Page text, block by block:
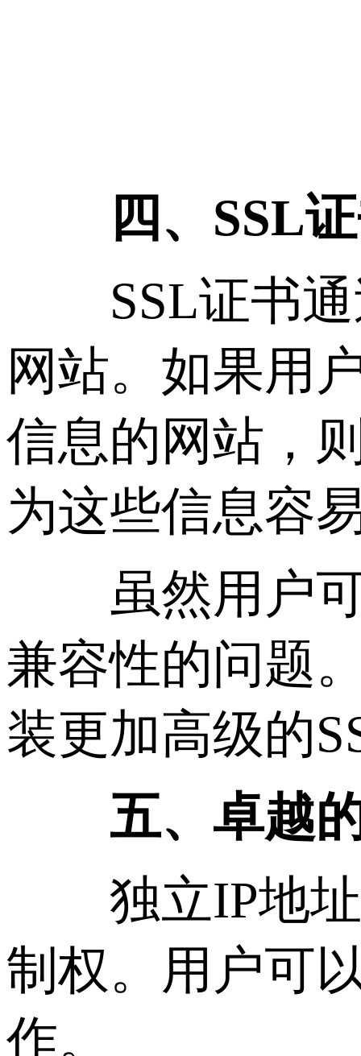
四、SSL
SSL证书通
网站。如果用
信息的网站，
为这些信息容
虽然用户可
兼容性的问题
装更加高级的
五、卓越
独立IP地址
制权。用户可
作。